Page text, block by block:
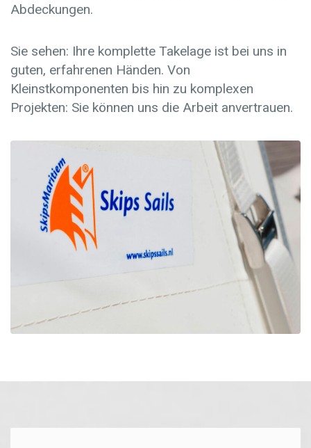
Abdeckungen.
Sie sehen: Ihre komplette Takelage ist bei uns in
guten, erfahrenen Händen. Von
Kleinstkomponenten bis hin zu komplexen
Projekten: Sie können uns die Arbeit anvertrauen.